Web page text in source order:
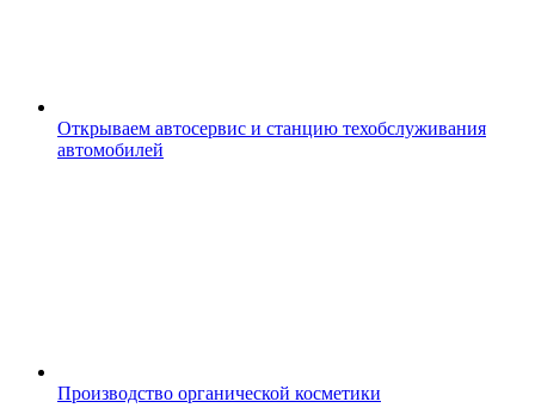
Открываем автосервис и станцию техобслуживания
автомобилей
Производство органической косметики